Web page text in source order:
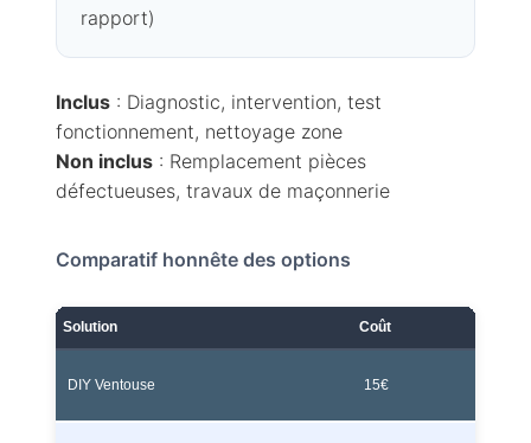
rapport)
Inclus : Diagnostic, intervention, test
fonctionnement, nettoyage zone
Non inclus : Remplacement pièces
défectueuses, travaux de maçonnerie
Comparatif honnête des options
Solution Coût
DIY Ventouse 15€